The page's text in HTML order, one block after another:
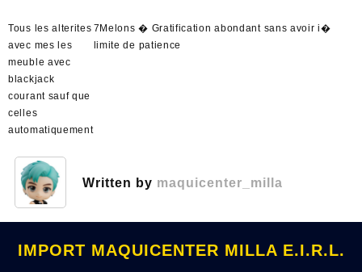
Tous les alterites
avec mes les
meuble avec
blackjack
courant sauf que
celles
automatiquement
7Melons � Gratification abondant sans avoir i�
limite de patience
Written by maquicenter_milla
IMPORT MAQUICENTER MILLA E.I.R.L.